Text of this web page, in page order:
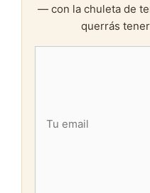
— con la chuleta de
querrás